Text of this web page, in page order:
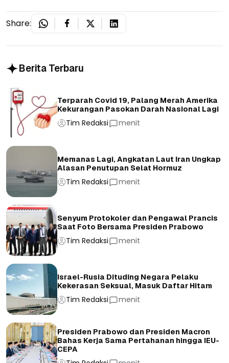
Share:
Berita Terbaru
Terparah Covid 19, Palang Merah Amerika
Kekurangan Pasokan Darah Nasional Lagi
Tim Redaksi menit
Memanas Lagi, Angkatan Laut Iran Ungkap
Alasan Penutupan Selat Hormuz
Tim Redaksi menit
Senyum Protokoler dan Pengawal Prancis
Saat Foto Bersama Presiden Prabowo
Tim Redaksi menit
Israel-Rusia Dituding Negara Pelaku
Kekerasan Seksual, Masuk Daftar Hitam
Tim Redaksi menit
Presiden Prabowo dan Presiden Macron
Bahas Kerja Sama Pertahanan hingga IEU-
CEPA